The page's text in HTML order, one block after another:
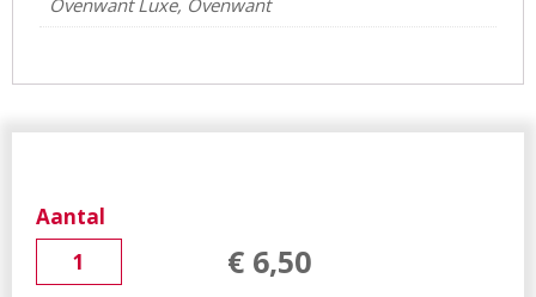
Aantal
€ 6,50